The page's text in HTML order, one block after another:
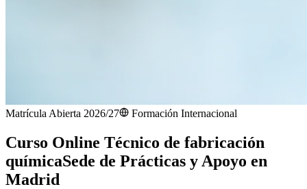
Matrícula Abierta 2026/27 Formación Internacional
Curso Online Técnico de fabricación
químicaSede de Prácticas y Apoyo en
Madrid